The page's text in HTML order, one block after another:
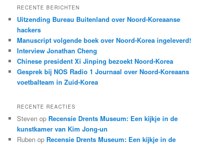
k
n
RECENTE BERICHTEN
Uitzending Bureau Buitenland over Noord-Koreaanse
hackers
Manuscript volgende boek over Noord-Korea ingeleverd!
Interview Jonathan Cheng
Chinese president Xi Jinping bezoekt Noord-Korea
Gesprek bij NOS Radio 1 Journaal over Noord-Koreaans
voetbalteam in Zuid-Korea
RECENTE REACTIES
Steven op Recensie Drents Museum: Een kijkje in de
kunstkamer van Kim Jong-un
Ruben op Recensie Drents Museum: Een kijkje in de